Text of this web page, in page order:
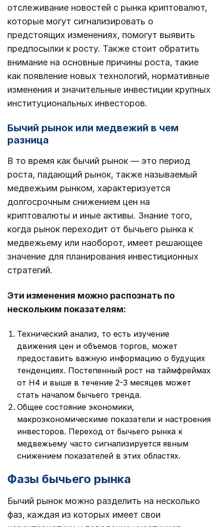
отслеживание новостей с рынка криптовалют,
которые могут сигнализировать о
предстоящих изменениях, помогут выявить
предпосылки к росту. Также стоит обратить
внимание на основные причины роста, такие
как появление новых технологий, нормативные
изменения и значительные инвестиции крупных
институциональных инвесторов.
Бычий рынок или медвежий в чем
разница
В то время как бычий рынок — это период
роста, падающий рынок, также называемый
медвежьим рынком, характеризуется
долгосрочным снижением цен на
криптовалюты и иные активы. Знание того,
когда рынок переходит от бычьего рынка к
медвежьему или наоборот, имеет решающее
значение для планирования инвестиционных
стратегий.
Эти изменения можно распознать по
нескольким показателям:
Технический анализ, то есть изучение
движения цен и объемов торгов, может
предоставить важную информацию о будущих
тенденциях. Постепенный рост на таймфреймах
от H4 и выше в течение 2-3 месяцев может
стать началом бычьего тренда.
Общее состояние экономики,
макроэкономическиме показатели и настроения
инвесторов. Переход от бычьего рынка к
медвежьему часто сигнализируется явным
снижением показателей в этих областях.
Фазы бычьего рынка
Бычий рынок можно разделить на несколько
фаз, каждая из которых имеет свои